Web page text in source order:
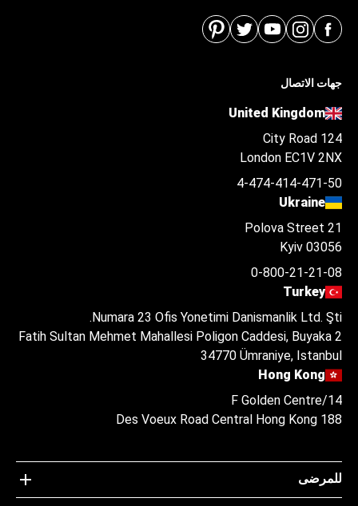
جهات الاتصال
United Kingdom
124 City Road
London EC1V 2NX
4-474-414-471-50
Ukraine
Polova Street 21
Kyiv 03056
0-800-21-21-08
Turkey
Numara 23 Ofis Yonetimi Danismanlik Ltd. Şti.
Fatih Sultan Mehmet Mahallesi Poligon Caddesi, Buyaka 2
34770 Ümraniye, Istanbul
Hong Kong
14/F Golden Centre
188 Des Voeux Road Central Hong Kong
للمرضى